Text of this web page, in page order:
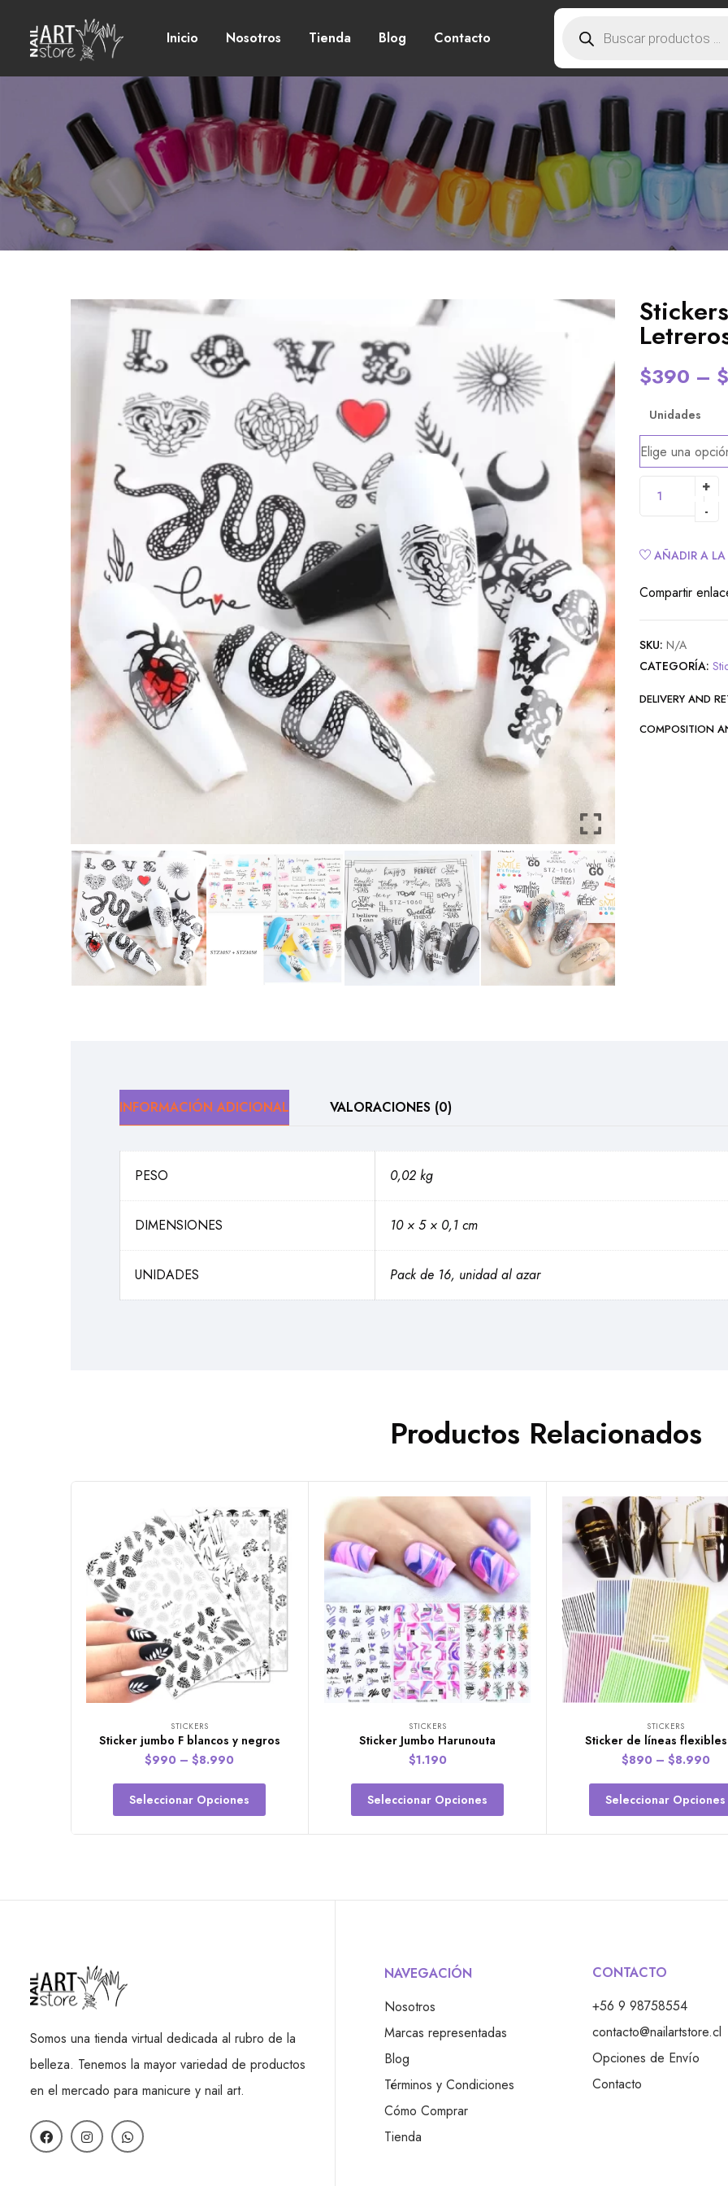
Inicio Nosotros Tienda Blog Contacto
$390 – $
Unidades
AÑADIR A LA
Compartir
SKU: N/A
CATEGORÍA:
DELIVERY AND
COMPOSITION
INFORMACIÓN ADICIONAL VALORACIONES (0)
PESO 0,02 kg
DIMENSIONES 10 × 5 × 0,1 cm
UNIDADES Pack de 16, unidad al azar
Productos Relacionados
STICKERS
Sticker jumbo F blancos y negros
$990 – $8.990
Seleccionar Opciones
STICKERS
Sticker Jumbo Harunouta
$1.190
Seleccionar Opciones
STICKERS
Sticker de líneas flexibles
$890 – $8.990
Seleccionar Opciones
Somos una tienda virtual dedicada al rubro de la
belleza. Tenemos la mayor variedad de productos
en el mercado para manicure y nail art.
NAVEGACIÓN
Nosotros
Marcas representadas
Blog
Términos y Condiciones
Cómo Comprar
Tienda
CONTACTO
+56 9 98758554
contacto@nailartstore.cl
Opciones de Envío
Contacto